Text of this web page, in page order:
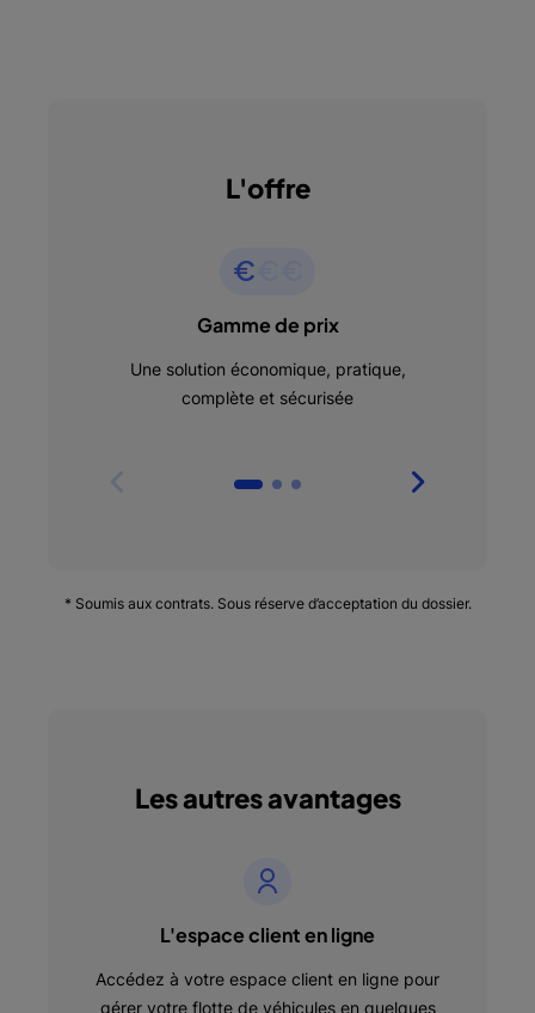
L'offre
Gamme de prix
Une solution économique, pratique,
complète et sécurisée
* Soumis aux contrats. Sous réserve d’acceptation du dossier.
Les autres avantages
L'espace client en ligne
Accédez à votre espace client en ligne pour
gérer votre flotte de véhicules en quelques